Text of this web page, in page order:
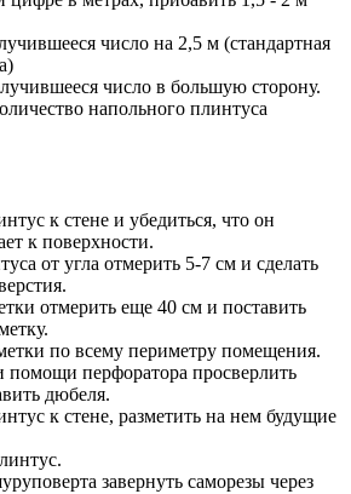
число на 2,5 м (стандартная
число в большую сторону.
напольного плинтуса
к стене и убедиться, что он
к поверхности.
от угла отмерить 5-7 см и сделать
отмерить еще 40 см и поставить
по всему периметру помещения.
помощи перфоратора просверлить
дюбеля.
к стене, разметить на нем будущие
завернуть саморезы через